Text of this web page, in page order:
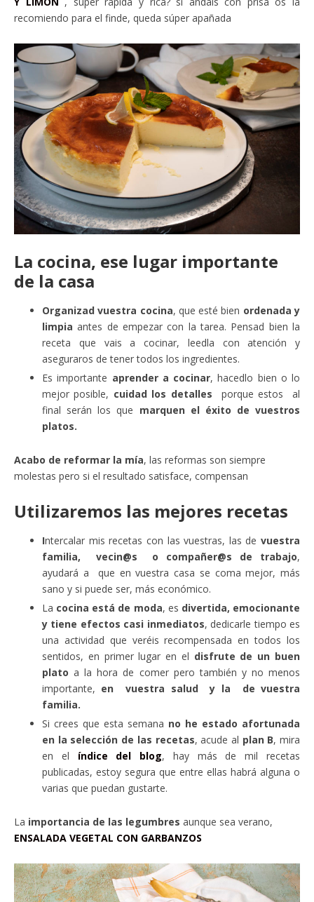
recomiendo para el finde, queda súper apañada
La cocina, ese lugar importante
de la casa
Organizad vuestra cocina, que esté bien ordenada y
limpia antes de empezar con la tarea. Pensad bien la
receta que vais a cocinar, leedla con atención y
aseguraros de tener todos los ingredientes.
Es importante aprender a cocinar, hacedlo bien o lo
mejor posible, cuidad los detalles porque estos al
final serán los que marquen el éxito de vuestros
platos.
Acabo de reformar la mía, las reformas son siempre
molestas pero si el resultado satisface, compensan
Utilizaremos las mejores recetas
Intercalar mis recetas con las vuestras, las de vuestra
familia, vecin@s o compañer@s de trabajo,
ayudará a que en vuestra casa se coma mejor, más
sano y si puede ser, más económico.
La cocina está de moda, es divertida, emocionante
y tiene efectos casi inmediatos, dedicarle tiempo es
una actividad que veréis recompensada en todos los
sentidos, en primer lugar en el disfrute de un buen
plato a la hora de comer pero también y no menos
importante, en vuestra salud y la de vuestra
familia.
Si crees que esta semana no he estado afortunada
en la selección de las recetas, acude al plan B, mira
en el índice del blog, hay más de mil recetas
publicadas, estoy segura que entre ellas habrá alguna o
varias que puedan gustarte.
La importancia de las legumbres aunque sea verano,
ENSALADA VEGETAL CON GARBANZOS